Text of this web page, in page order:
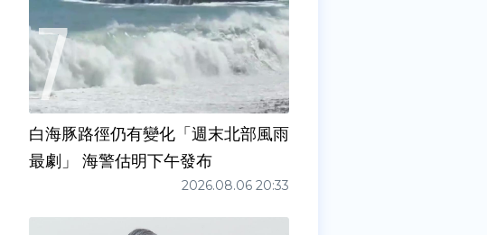
白海豚路徑仍有變化「週末北部風雨
最劇」 海警估明下午發布
2026.08.06 20:33